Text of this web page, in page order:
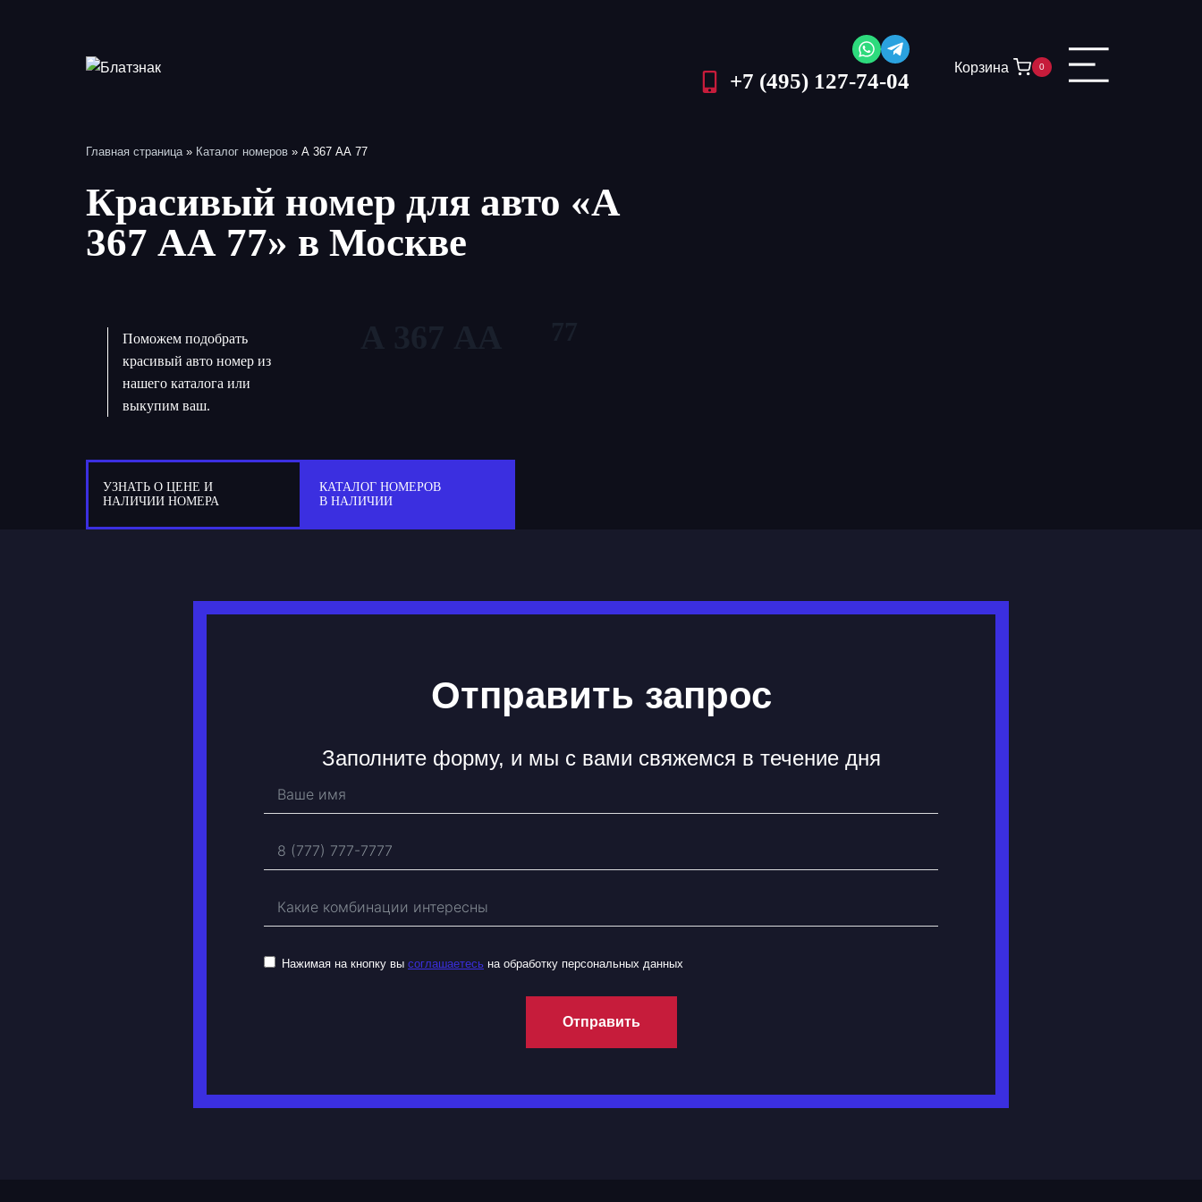
содержимому
+7 (495) 127-74-04
Корзина 0
Главная страница» Каталог номеров » А 367 АА 77
Красивый номер для авто «А
367 АА 77» в Москве
Поможем подобрать
красивый авто номер из
нашего каталога или
выкупим ваш.
УЗНАТЬ О ЦЕНЕ И
НАЛИЧИИ НОМЕРА
КАТАЛОГ НОМЕРОВ
В НАЛИЧИИ
Отправить запрос
Заполните форму, и мы с вами свяжемся в течение дня
Нажимая на кнопку вы соглашаетесь на обработку персональных данных
Отправить